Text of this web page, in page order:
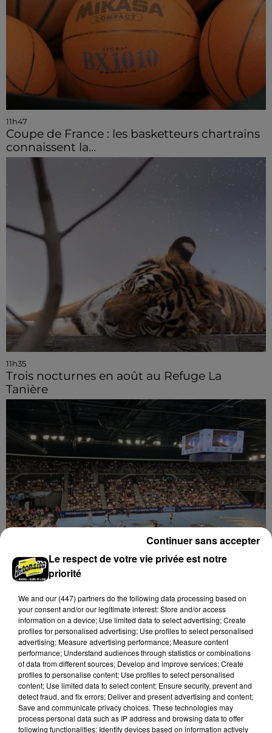
11h47
Coupe de France : les basketteurs chartrains
connaissent la...
11h35
Trois nocturnes en août au Refuge La
Tanière
Match de préparation au Colisée pour le
C'CMHB
Le respect de votre vie privée est notre
priorité
We and our (447) partnersdo the following data processing based on
your consent and/or our legitimate interest: Store and/or access
information on a device; Use limited data to select advertising; Create
profiles for personalised advertising; Use profiles to select personalised
advertising; Measure advertising performance; Measure content
performance; Understand audiences through statistics or combinations
of data from different sources; Develop and improve services; Create
profiles to personalise content; Use profiles to select personalised
content; Use limited data to select content; Ensure security, prevent and
detect fraud, and fix errors; Deliver and present advertising and content;
Save and communicate privacy choices. These technologies may
process personal data such as IP address and browsing data to offer
following functionalities: Identify devices based on information actively
Continuer sans accepter